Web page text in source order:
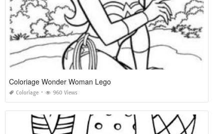
Coloriage Wonder Woman Lego
Coloriage 960 Views